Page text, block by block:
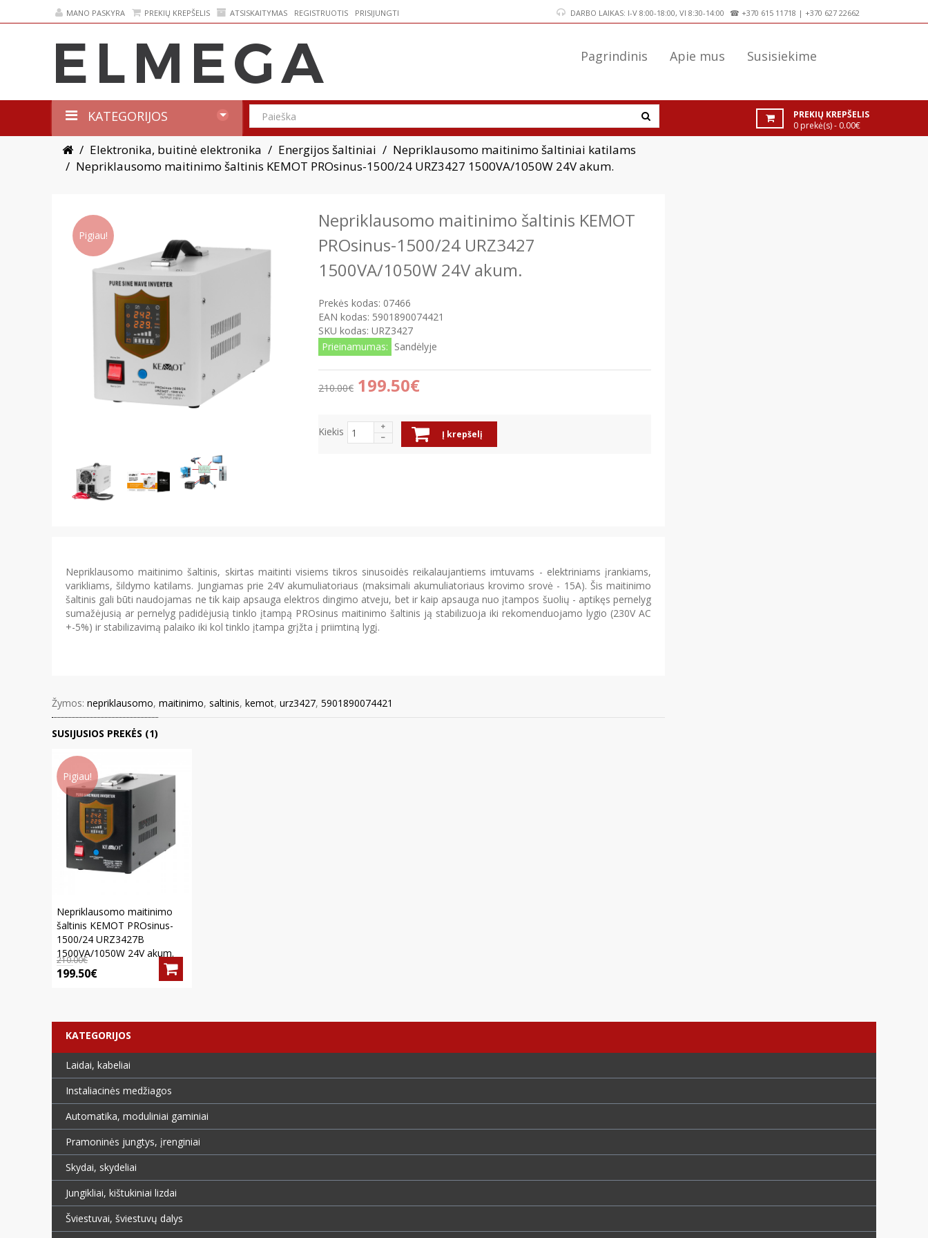
MANO PASKYRA PREKIŲ KREPŠELIS ATSISKAITYMAS REGISTRUOTIS PRISIJUNGTI DARBO LAIKAS: I-V 8:00-18:00, VI 8:30-14:00 ☎ +370 615 11718 | +370 627 22662
Pagrindinis Apie mus Susisiekime
KATEGORIJOS
PREKIŲ KREPŠELIS
0 prekė(s) - 0.00€
Elektronika, buitinė elektronika Energijos šaltiniai
Nepriklausomo maitinimo šaltiniai katilams
Nepriklausomo maitinimo šaltinis KEMOT PROsinus-1500/24 URZ3427 1500VA/1050W 24V akum.
Pigiau!
Nepriklausomo maitinimo šaltinis KEMOT
PROsinus-1500/24 URZ3427
1500VA/1050W 24V akum.
Prekės kodas: 07466
EAN kodas: 5901890074421
SKU kodas: URZ3427
Prieinamumas: Sandėlyje
210.00€199.50€
Kiekis Į krepšelį
Nepriklausomo maitinimo šaltinis, skirtas maitinti visiems tikros sinusoidės reikalaujantiems imtuvams - elektriniams įrankiams,
varikliams, šildymo katilams. Jungiamas prie 24V akumuliatoriaus (maksimali akumuliatoriaus krovimo srovė - 15A). Šis maitinimo
šaltinis gali būti naudojamas ne tik kaip apsauga elektros dingimo atveju, bet ir kaip apsauga nuo įtampos šuolių - aptikęs pernelyg
sumažėjusią ar pernelyg padidėjusią tinklo įtampą PROsinus maitinimo šaltinis ją stabilizuoja iki rekomenduojamo lygio (230V AC
+-5%) ir stabilizavimą palaiko iki kol tinklo įtampa grįžta į priimtiną lygį.
Žymos: nepriklausomo, maitinimo, saltinis, kemot, urz3427, 5901890074421
SUSIJUSIOS PREKĖS (1)
Pigiau!
Nepriklausomo maitinimo
šaltinis KEMOT PROsinus-
1500/24 URZ3427B
1500VA/1050W 24V akum.
210.00€
199.50€
KATEGORIJOS
Laidai, kabeliai
Instaliacinės medžiagos
Automatika, moduliniai gaminiai
Pramoninės jungtys, įrenginiai
Skydai, skydeliai
Jungikliai, kištukiniai lizdai
Šviestuvai, šviestuvų dalys